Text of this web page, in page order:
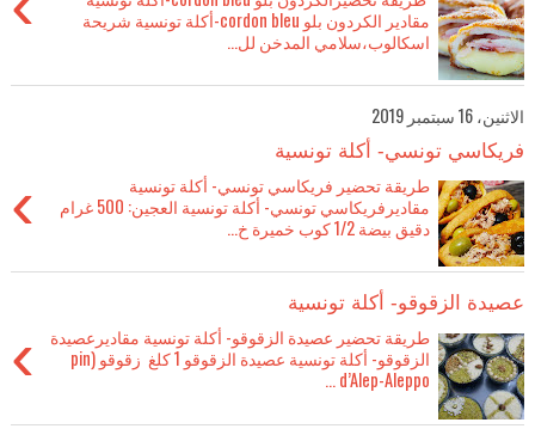
مقادير الكردون بلو cordon bleu-أكلة تونسية شريحة
اسكالوب،سلامي المدخن لل...
الاثنين، 16 سبتمبر 2019
فريكاسي تونسي- أكلة تونسية
›
طريقة تحضير فريكاسي تونسي- أكلة تونسية
مقاديرفريكاسي تونسي- أكلة تونسية العجين: 500 غرام
دقيق بيضة 1/2 كوب خميرة خ...
عصيدة الزقوقو- أكلة تونسية
›
طريقة تحضير عصيدة الزقوقو- أكلة تونسية مقاديرعصيدة
الزقوقو- أكلة تونسية عصيدة الزقوقو 1 كلغ زقوقو (pin
d’Alep-Aleppo ...